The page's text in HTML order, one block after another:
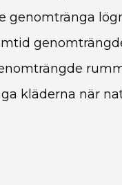
genomtränga
kläderna när